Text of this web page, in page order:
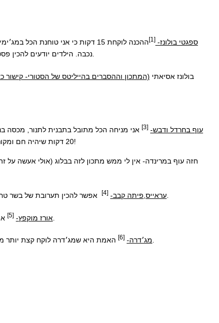
ספגטי בולונז-[1]
נכבה. הילדים יודעים להכין פסטה בעצמם או שאפשר להשאיר מוכן במקרר. אם אתם חוששים להשאיר בחוץ, תכניסו למקרר ותבקשו מהילדים לבשל את הסיר לפני האכילה עוד חצי שעה.
בולונז אסיאתי (המתכון וההסברים בהייליטס של הסטורי- קישור
עוף בחרדל ודבש- [3]
20 דקות שיהיה חם ומקורמל. אם יש לכם ילדים מיומנים אפשר לחכות עם האפייה עד שהם יחזרו מבית הספר ויכניסו לתנור. זה יקח שעה וחצי עד שיהיה מוכן אבל זה יצא חם וטרי!
חזה עוף במרינדה- אין לי ממש מתכון לזה בבלוג (אולי אעשה
עראייס,פיתה קבב- [4] אפשר להכין תערובת של בשר טחון מתובל או להפשיר קבבים ולמלא פיתות בבוקר, זה באמת לוקחת כמה דקות בלבד. אין ריחות בבית או בשיער. הם כבר יכינו בנינג׳ה או בטוסטר לצהריים.
אורז מוקפץ- [5] אם יש אורז קר במקרר אני אקפיץ אותו עם קצת ירקות (אפילו סנפרוסט. אפונה ותירס גם הולך) או כמו במתכון כאן. אבל זה רק אם האורז כבר מוכן מאתמול.
מג׳דרה- [6]